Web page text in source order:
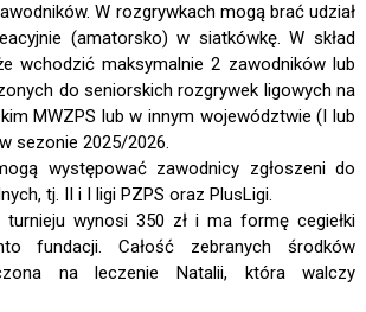
W rozgrywkach mogą brać udział
(amatorsko) w siatkówkę. W skład
wchodzić maksymalnie 2 zawodników lub
do seniorskich rozgrywek ligowych na
MWZPS lub w innym województwie (I lub
sezonie 2025/2026.
występować zawodnicy zgłoszeni do
tj. II i I ligi PZPS oraz PlusLigi.
turnieju wynosi 350 zł i ma formę cegiełki
fundacji. Całość zebranych środków
na leczenie Natalii, która walczy